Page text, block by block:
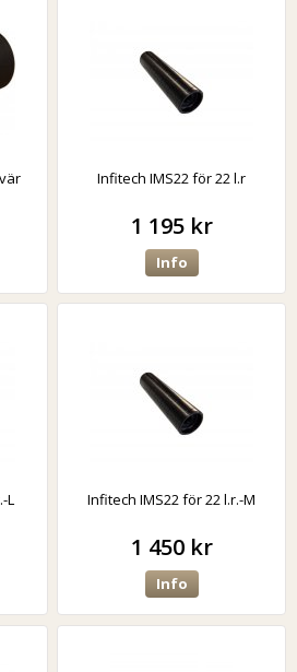
Infitech IMS22 för 22 l.r
1 195 kr
Info
L Infitech IMS22 för 22 l.r.-M
1 450 kr
Info